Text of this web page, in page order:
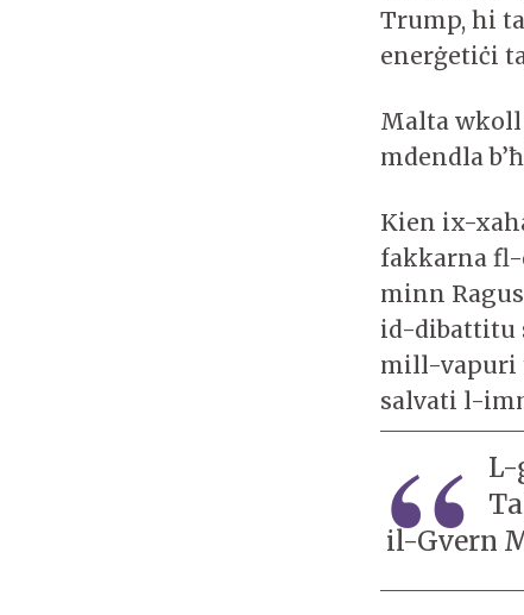
Trump, hi
enerġetiċi
Malta wkoll
mdendla
Kien ix-
fakkarna
minn
id-dibattitu
mill-vapuri
salvati l-
L-
il-Gvern